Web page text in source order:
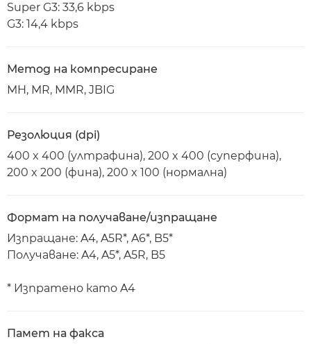
Super G3: 33,6 kbps
G3: 14,4 kbps
Метод на компресиране
MH, MR, MMR, JBIG
Резолюция (dpi)
400 x 400 (ултрафина), 200 x 400 (суперфина),
200 x 200 (фина), 200 x 100 (нормална)
Формат на получаване/изпращане
Изпращане: A4, A5R*, A6*, B5*
Получаване: A4, A5*, A5R, B5
* Изпратено като A4
Памет на факса